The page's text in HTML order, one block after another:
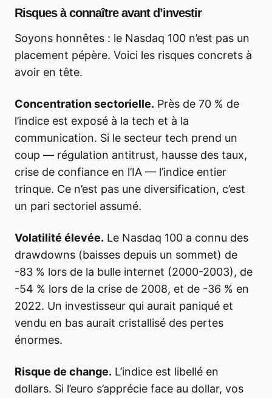
Risques à connaître avant d’investir
Soyons honnêtes : le Nasdaq 100 n’est pas un
placement pépère. Voici les risques concrets à
avoir en tête.
Concentration sectorielle. Près de 70 % de
l’indice est exposé à la tech et à la
communication. Si le secteur tech prend un
coup — régulation antitrust, hausse des taux,
crise de confiance en l’IA — l’indice entier
trinque. Ce n’est pas une diversification, c’est
un pari sectoriel assumé.
Volatilité élevée. Le Nasdaq 100 a connu des
drawdowns (baisses depuis un sommet) de
-83 % lors de la bulle internet (2000-2003), de
-54 % lors de la crise de 2008, et de -36 % en
2022. Un investisseur qui aurait paniqué et
vendu en bas aurait cristallisé des pertes
énormes.
Risque de change. L’indice est libellé en
dollars. Si l’euro s’apprécie face au dollar, vos